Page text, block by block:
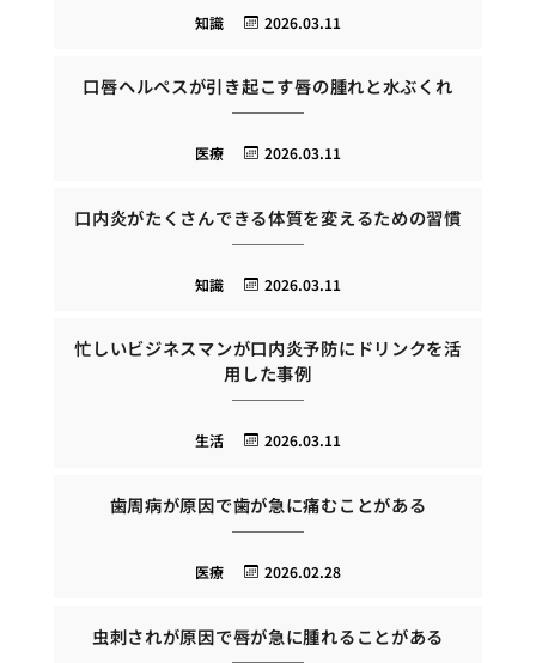
2026.03.11
知識
口唇ヘルペスが引き起こす唇の腫れと水ぶくれ
2026.03.11
医療
口内炎がたくさんできる体質を変えるための習慣
2026.03.11
知識
忙しいビジネスマンが口内炎予防にドリンクを活
用した事例
2026.03.11
生活
歯周病が原因で歯が急に痛むことがある
2026.02.28
医療
虫刺されが原因で唇が急に腫れることがある